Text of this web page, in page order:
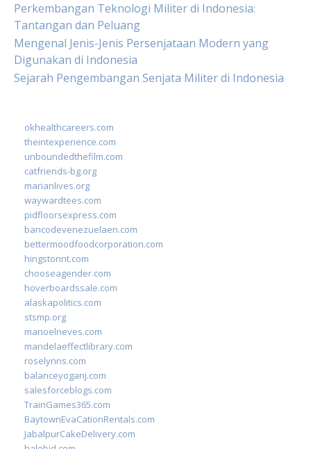
Perkembangan Teknologi Militer di Indonesia:
Tantangan dan Peluang
Mengenal Jenis-Jenis Persenjataan Modern yang
Digunakan di Indonesia
Sejarah Pengembangan Senjata Militer di Indonesia
okhealthcareers.com
theintexperience.com
unboundedthefilm.com
catfriends-bg.org
marianlives.org
waywardtees.com
pidfloorsexpress.com
bancodevenezuelaen.com
bettermoodfoodcorporation.com
hingstonnt.com
chooseagender.com
hoverboardssale.com
alaskapolitics.com
stsmp.org
manoelneves.com
mandelaeffectlibrary.com
roselynns.com
balanceyoganj.com
salesforceblogs.com
TrainGames365.com
BaytownEvaCationRentals.com
JabalpurCakeDelivery.com